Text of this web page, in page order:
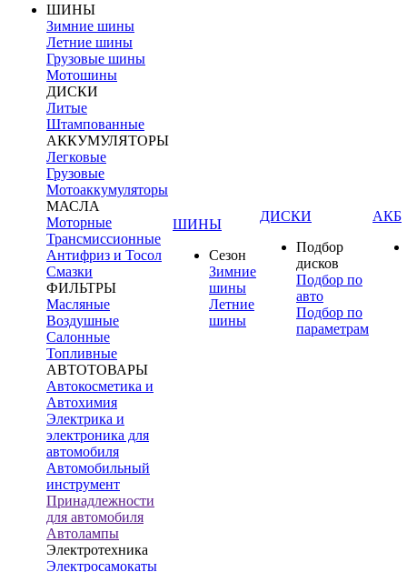
ШИНЫ
Зимние шины
Летние шины
Грузовые шины
Мотошины
ДИСКИ
Литые
Штампованные
АККУМУЛЯТОРЫ
Легковые
Грузовые
Мотоаккумуляторы
МАСЛА
Моторные
Трансмиссионные
Антифриз и Тосол
Смазки
ФИЛЬТРЫ
Масляные
Воздушные
Салонные
Топливные
АВТОТОВАРЫ
Автокосметика и
Автохимия
Электрика и
электроника для
автомобиля
Автомобильный
инструмент
Принадлежности
для автомобиля
Автолампы
Электротехника
Электросамокаты
ШИНЫ
Сезон
Зимние
шины
Летние
шины
ДИСКИ
Подбор
дисков
Подбор по
авто
Подбор по
параметрам
АКБ